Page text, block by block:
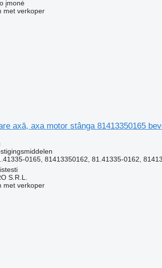
įmonė
met verkoper
axă, axa motor stânga 81413350165
0165, 81413350162, 81.41335-0162,
S.R.L.
met verkoper